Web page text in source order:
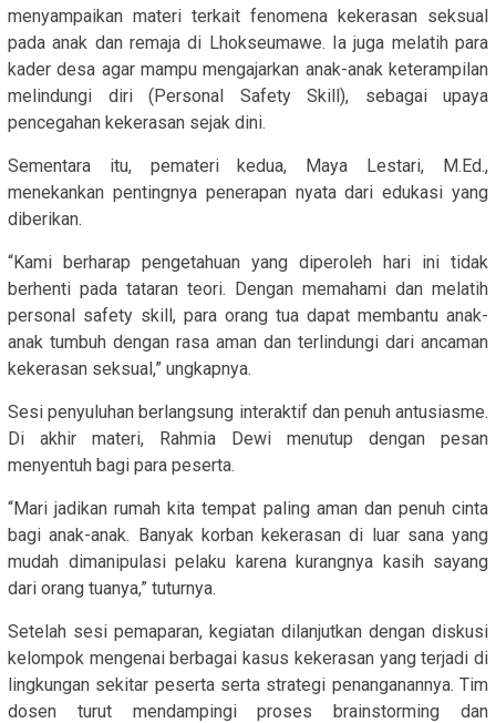
menyampaikan materi terkait fenomena kekerasan seksual
pada anak dan remaja di Lhokseumawe. Ia juga melatih para
kader desa agar mampu mengajarkan anak-anak keterampilan
melindungi diri (Personal Safety Skill), sebagai upaya
pencegahan kekerasan sejak dini.
Sementara itu, pemateri kedua, Maya Lestari, M.Ed.,
menekankan pentingnya penerapan nyata dari edukasi yang
diberikan.
“Kami berharap pengetahuan yang diperoleh hari ini tidak
berhenti pada tataran teori. Dengan memahami dan melatih
personal safety skill, para orang tua dapat membantu anak-
anak tumbuh dengan rasa aman dan terlindungi dari ancaman
kekerasan seksual,” ungkapnya.
Sesi penyuluhan berlangsung interaktif dan penuh antusiasme.
Di akhir materi, Rahmia Dewi menutup dengan pesan
menyentuh bagi para peserta.
“Mari jadikan rumah kita tempat paling aman dan penuh cinta
bagi anak-anak. Banyak korban kekerasan di luar sana yang
mudah dimanipulasi pelaku karena kurangnya kasih sayang
dari orang tuanya,” tuturnya.
Setelah sesi pemaparan, kegiatan dilanjutkan dengan diskusi
kelompok mengenai berbagai kasus kekerasan yang terjadi di
lingkungan sekitar peserta serta strategi penanganannya. Tim
dosen turut mendampingi proses brainstorming dan